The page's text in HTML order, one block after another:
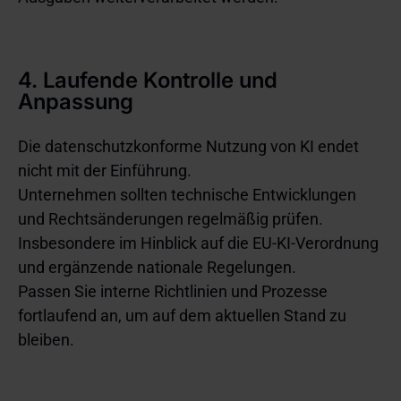
4. Laufende Kontrolle und
Anpassung
Die datenschutzkonforme Nutzung von KI endet
nicht mit der Einführung.
Unternehmen sollten technische Entwicklungen
und Rechtsänderungen regelmäßig prüfen.
Insbesondere im Hinblick auf die EU-KI-Verordnung
und ergänzende nationale Regelungen.
Passen Sie interne Richtlinien und Prozesse
fortlaufend an, um auf dem aktuellen Stand zu
bleiben.